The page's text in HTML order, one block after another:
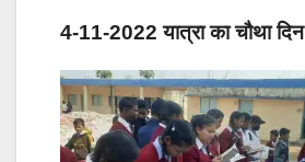
4-11-2022 यात्रा का चौथा दिन